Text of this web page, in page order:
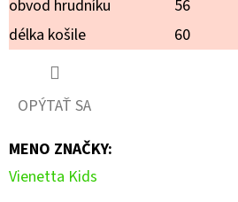
obvod hrudníku
56
délka košile
60
OPÝTAŤ SA
MENO ZNAČKY:
Vienetta Kids